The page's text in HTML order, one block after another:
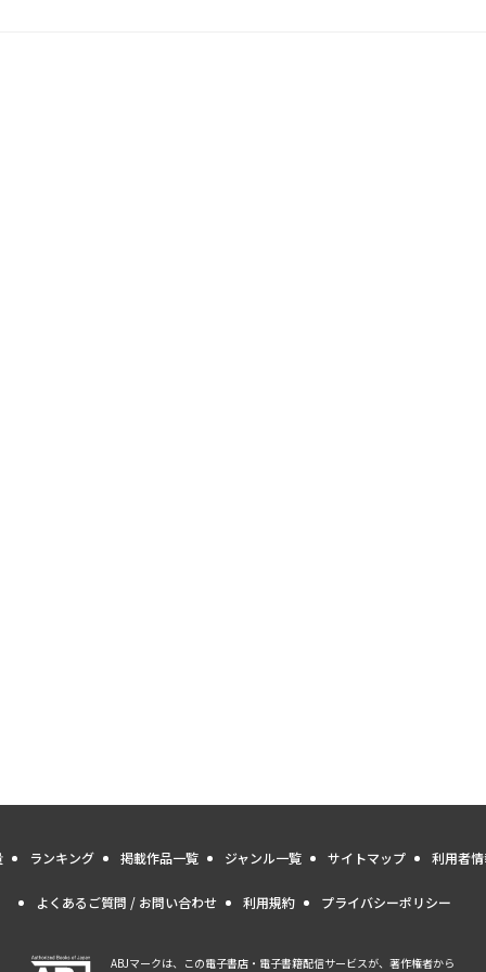
ランキング 掲載作品一覧 ジャンル一覧 サイトマップ 利用者
よくあるご質問 / お問い合わせ 利用規約 プライバシーポリシー
ABJマークは、この電子書店・電子書籍配信サービスが、著作権者から